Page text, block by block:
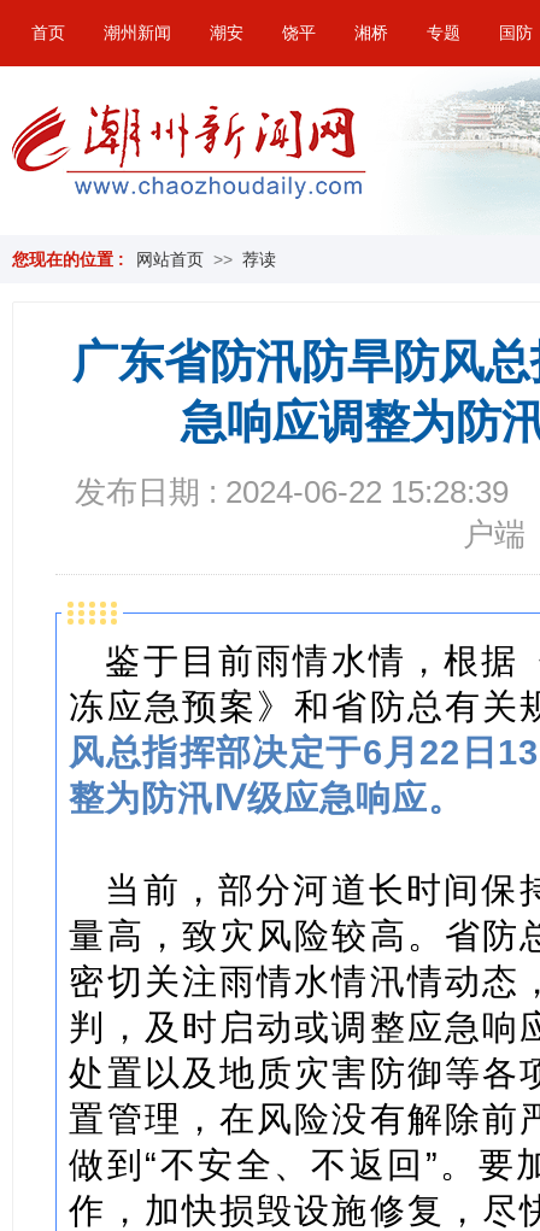
首页 潮州新闻 潮安 饶平 湘桥 专题 国防
您现在的位置 : 网站首页 >> 荐读
广东省防汛防旱防风
急响应调整为防
发布日期 : 2024-06-22 15:28:39
户端
鉴于目前雨情水情，根据
冻应急预案》和省防总有关
风总指挥部决定于6月22日
整为防汛Ⅳ级应急响应。
当前，部分河道长时间保
量高，致灾风险较高。省防
密切关注雨情水情汛情动态
判，及时启动或调整应急响
处置以及地质灾害防御等各
置管理，在风险没有解除前
做到“不安全、不返回”。要
作，加快损毁设施修复，尽